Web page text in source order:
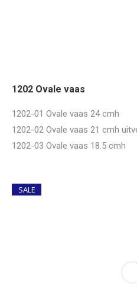
1202 Ovale vaas
1202-01 Ovale vaas 24 cmh
1202-02 Ovale vaas 21 cmh
1202-03 Ovale vaas 18.5 cmh
SALE